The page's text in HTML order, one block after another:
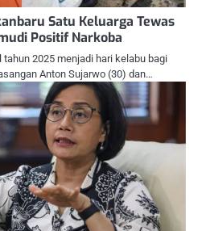
Satu Keluarga Tewas
Positif Narkoba
tahun 2025 menjadi hari kelabu bagi
Anton Sujarwo (30) dan…